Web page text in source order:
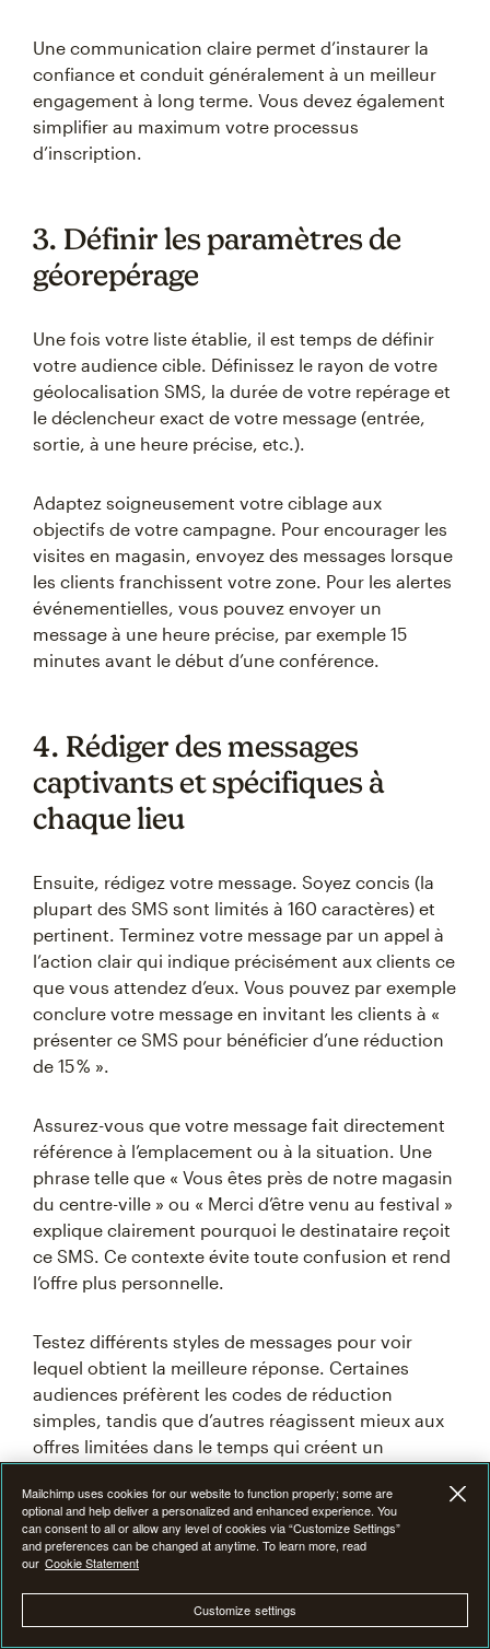
Une communication claire permet d’instaurer la
confiance et conduit généralement à un meilleur
engagement à long terme. Vous devez également
simplifier au maximum votre processus
d’inscription.
3. Définir les paramètres de
géorepérage
Une fois votre liste établie, il est temps de définir
votre audience cible. Définissez le rayon de votre
géolocalisation SMS, la durée de votre repérage et
le déclencheur exact de votre message (entrée,
sortie, à une heure précise, etc.).
Adaptez soigneusement votre ciblage aux
objectifs de votre campagne. Pour encourager les
visites en magasin, envoyez des messages lorsque
les clients franchissent votre zone. Pour les alertes
événementielles, vous pouvez envoyer un
message à une heure précise, par exemple 15
minutes avant le début d’une conférence.
4. Rédiger des messages
captivants et spécifiques à
chaque lieu
Ensuite, rédigez votre message. Soyez concis (la
plupart des SMS sont limités à 160 caractères) et
pertinent. Terminez votre message par un appel à
l’action clair qui indique précisément aux clients ce
que vous attendez d’eux. Vous pouvez par exemple
conclure votre message en invitant les clients à «
présenter ce SMS pour bénéficier d’une réduction
de 15 % ».
Assurez-vous que votre message fait directement
référence à l’emplacement ou à la situation. Une
phrase telle que « Vous êtes près de notre magasin
du centre-ville » ou « Merci d’être venu au festival »
explique clairement pourquoi le destinataire reçoit
ce SMS. Ce contexte évite toute confusion et rend
l’offre plus personnelle.
Testez différents styles de messages pour voir
lequel obtient la meilleure réponse. Certaines
audiences préfèrent les codes de réduction
simples, tandis que d’autres réagissent mieux aux
offres limitées dans le temps qui créent un
5. Surveiller et optimiser
Mailchimp uses cookies for our website to function properly; some are
optional and help deliver a personalized and enhanced experience. You
can consent to all or allow any level of cookies via “Customize Settings”
and preferences can be changed at anytime. To learn more, read
our Cookie Statement
Customize settings